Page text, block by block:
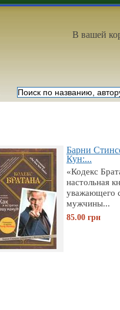
В вашей
Барни
Кун:...
«Кодекс
настольная
уважающего
мужчины...
85.00 грн